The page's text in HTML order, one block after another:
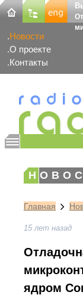
Новости
О проекте
Контакты
Главная
15 лет назад
ядром